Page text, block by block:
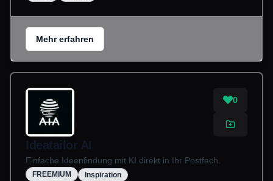
Mehr erfahren
0
Ideatailor AI
Einfache Ideenfindung mit KI direkt in Ihr Postfach.
FREEMIUM Inspiration